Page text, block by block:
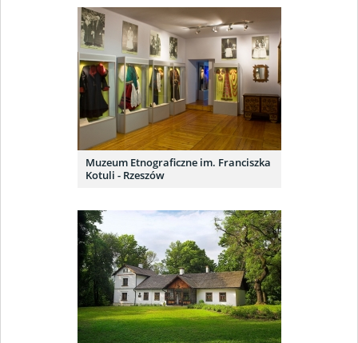
Muzeum Etnograficzne im. Franciszka
Kotuli - Rzeszów